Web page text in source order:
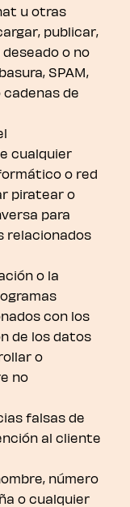
u otras
publicar,
o no
SPAM,
de
cualquier
o red
piratear o
para
relacionados
o la
con los
de los datos
o
no
falsas de
al cliente
número
o cualquier